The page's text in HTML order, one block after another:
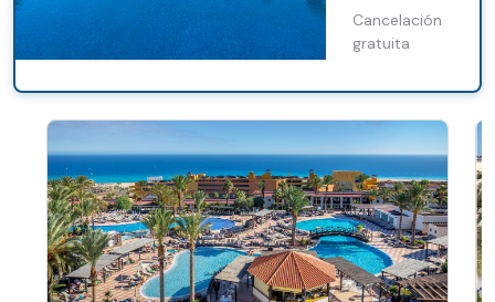
bebidas,
snacks y
Cancelación
gratuita